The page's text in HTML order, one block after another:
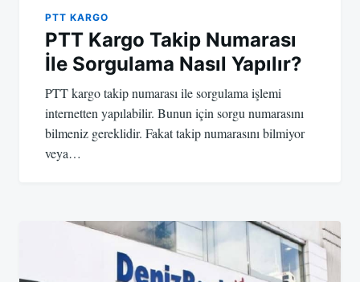
PTT KARGO
PTT Kargo Takip Numarası
İle Sorgulama Nasıl Yapılır?
PTT kargo takip numarası ile sorgulama işlemi
internetten yapılabilir. Bunun için sorgu numarasını
bilmeniz gereklidir. Fakat takip numarasını bilmiyor
veya…